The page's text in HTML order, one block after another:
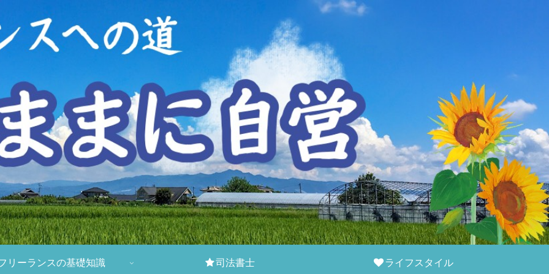
リーランスの基礎知識 司法書士 ライフスタイル